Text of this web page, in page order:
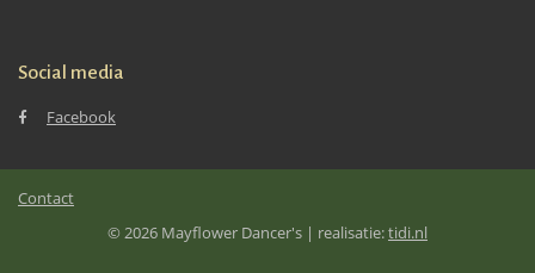
Social media
Facebook
Contact
© 2026 Mayflower Dancer's | realisatie:tidi.nl